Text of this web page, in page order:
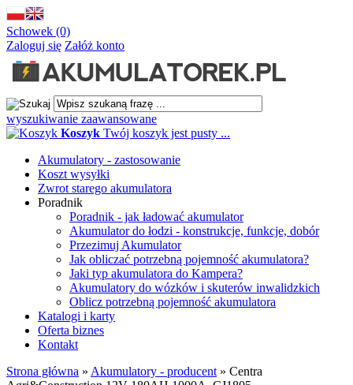
Schowek (0)
Zaloguj się Załóż konto
wyszukiwanie zaawansowane
Koszyk Twój koszyk jest pusty ...
Akumulatory - zastosowanie
Koszt wysyłki
Zwrot starego akumulatora
Poradnik
Poradnik - jak ładować akumulator
Akumulator do łodzi - konstrukcje, funkcje, dobór
Przezimuj Akumulator
Jak obliczać potrzebną pojemność akumulatora?
Jaki typ akumulatora do Kampera?
Akumulatory do wózków i skuterów inwalidzkich
Oblicz potrzebną pojemność akumulatora
Katalogi i karty
Oferta biznes
Kontakt
Strona główna » Akumulatory - producent » Centra